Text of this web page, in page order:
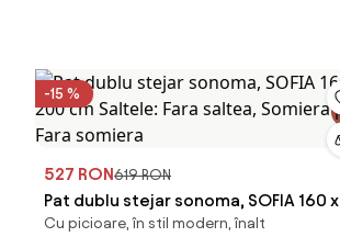
-15 %
527 RON619 RON
Pat dublu stejar sonoma, SOFIA 160 x
200 cm Saltele: Fara saltea, Somiera
Cu picioare, în stil modern, înalt